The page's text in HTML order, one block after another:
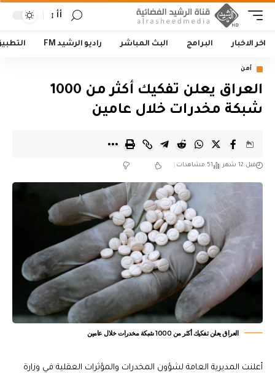
أأ
اخر الاخبار البرامج البث المباشر راديو الرشيد FM
أمن
العراق يعلن تفكيك أكثر من 1000
شبكة مخدرات خلال عامين
قبل 12 شهر 51 مشاهدات
العراق يعلن تفكيك أكثر من 1000 شبكة مخدرات خلال عامين
أعلنت المديرية العامة لشؤون المخدرات والمؤثرات العقلية في وزارة